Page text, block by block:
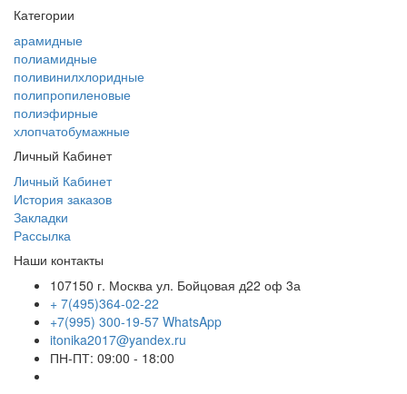
Категории
арамидные
полиамидные
поливинилхлоридные
полипропиленовые
полиэфирные
хлопчатобумажные
Личный Кабинет
Личный Кабинет
История заказов
Закладки
Рассылка
Наши контакты
107150 г. Москва ул. Бойцовая д22 оф 3а
+ 7(495)364-02-22
+7(995) 300-19-57 WhatsApp
itonika2017@yandex.ru
ПН-ПТ: 09:00 - 18:00